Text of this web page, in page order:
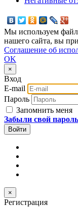
Мы используем
нашего сайта, вы
Соглашение об
OK
×
Вход
E-mail
Пароль
Запомнить меня
Забыли свой
×
Регистрация